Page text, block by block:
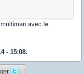
avec le
- 15:08.